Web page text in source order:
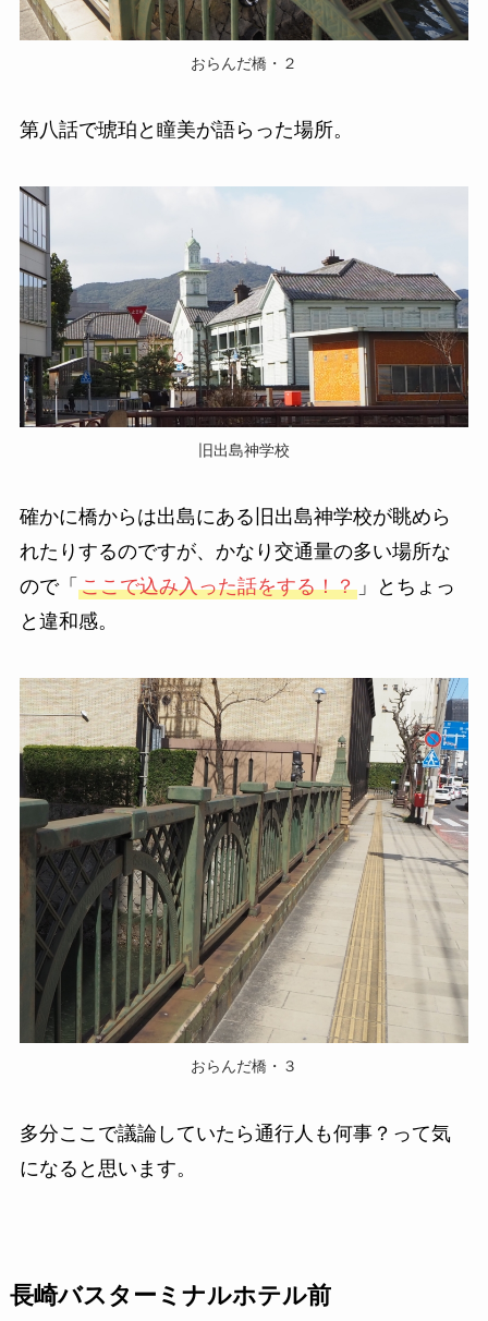
おらんだ橋・２
第八話で琥珀と瞳美が語らった場所。
旧出島神学校
確かに橋からは出島にある旧出島神学校が眺めら
れたりするのですが、かなり交通量の多い場所な
ので「 ここで込み入った話をする！？」とちょっ
と違和感。
おらんだ橋・３
多分ここで議論していたら通行人も何事？って気
になると思います。
長崎バスターミナルホテル前